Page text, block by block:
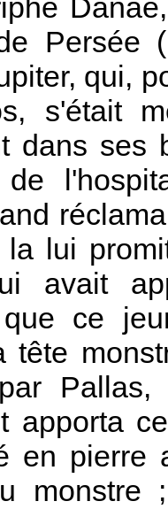
Persée
qui,
s'était
dans ses
la lui
avait
ce
tête
apporta
en pierre
monstre